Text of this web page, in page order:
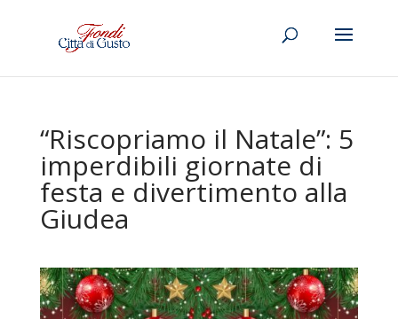
“Riscopriamo il Natale”: 5
imperdibili giornate di
festa e divertimento alla
Giudea